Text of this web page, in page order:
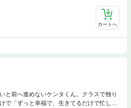
カートへ
と前へ進めないケンタくん。クラスで独り
で「ずっと幸福で、生きてるだけで忙し